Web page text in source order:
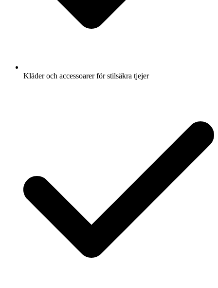
Kläder och accessoarer för stilsäkra tjejer